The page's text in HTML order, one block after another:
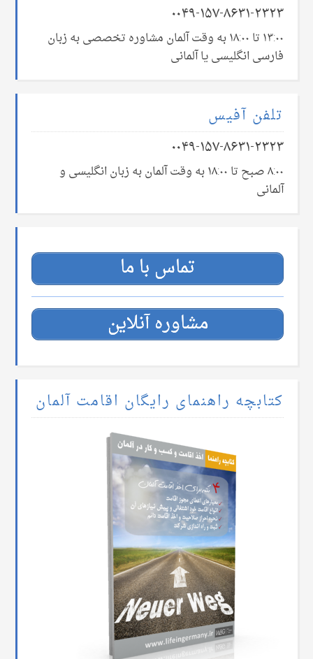
۰۰۴۹-۱۵۷-۸۶۳۱-۲۳۲۳
۱۳:۰۰ تا ۱۸:۰۰ به وقت آلمان مشاوره تخصصی به زبان
فارسی انگلیسی یا آلمانی
تلفن آفیس
۰۰۴۹-۱۵۷-۸۶۳۱-۲۳۲۳
۸:۰۰ صبح تا ۱۸:۰۰ به وقت آلمان به زبان انگلیسی و
آلمانی
تماس با ما
مشاوره آنلاین
کتابچه راهنمای رایگان اقامت آلمان